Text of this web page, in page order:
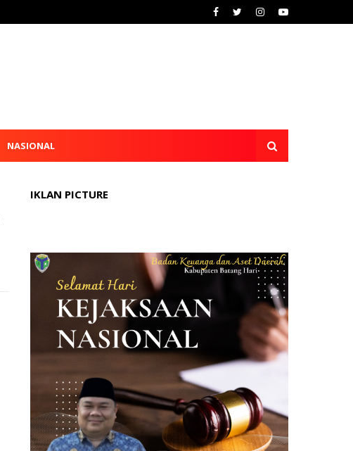
NASIONAL
IKLAN PICTURE